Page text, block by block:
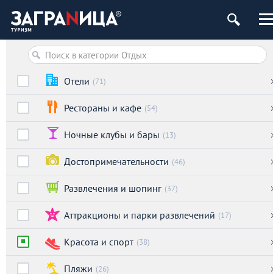
Отели (71)
Рестораны и кафе (54)
Ночные клубы и бары (13)
Достопримечательности (46)
Развлечения и шопинг (37)
Аттракционы и парки развлечений (17)
Красота и спорт (38)
Пляжи (26)